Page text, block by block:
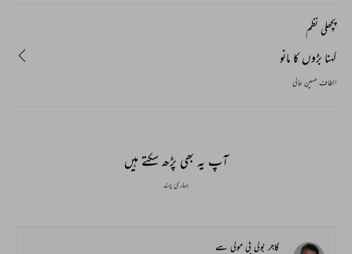
پچھلی نظم
کہنا بڑوں کا مانو
الطاف حسین حالی
آپ یہ بھی پڑھ سکتے ہیں
ہماری پسند
گاجر بولی بی مولی سے